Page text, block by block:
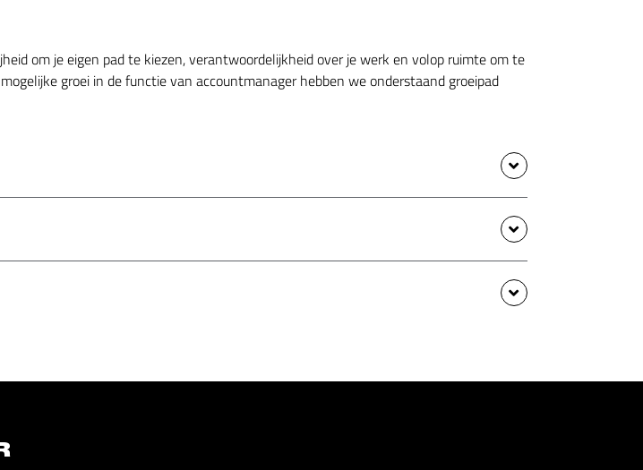
om je eigen pad te kiezen, verantwoordelijkheid over je werk en volop ruimte om te
groei in de functie van accountmanager hebben we onderstaand groeipad